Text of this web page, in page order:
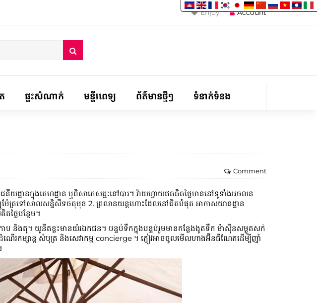
Account
Enjoy
ផ្ទះសំណាក់ មន្ទីរពេទ្យ ព័ត៌មានថ្មីៗ ទំនាក់ទំនង
Comment
ានក្នុងគេហដ្ឋាន ឬពិសាភេសជ្ជៈនៅបារ។ វ៉ាយហ្វាយឥតគិតថ្លៃមាននៅទូទាំងអចលន
គីឡូម៉ែត្រទៅសាលសន្និសីទចតុមុខ 2. ព្រលានយន្តហោះដែលនៅជិតបំផុត អាកាសយានដ្ឋាន
ថ្លៃបន្ថែម។
និងតុ។ យូនីតខ្លះមានយ៉រឯកជន។ បន្ទប់ទឹក​ក្នុង​បន្ទប់​រួម​មាន​កន្លែង​ងូតទឹក ម៉ាស៊ីន​សម្ងួត​សក់
ើរកម្សាន្ត សំបុត្រ និងសេវាកម្ម concierge ។ ភ្ញៀវ​អាច​ចូល​មើល​ហាង​អ៊ីនធឺណែត​ដើម្បី​ញ៉ាំ​